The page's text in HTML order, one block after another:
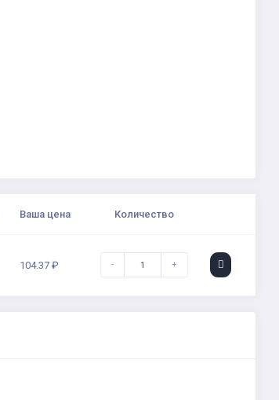
Ваша цена Количество
104.37 ₽ - +